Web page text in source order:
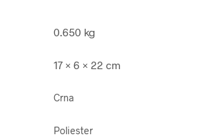
0.650 kg
17 × 6 × 22 cm
Crna
Poliester